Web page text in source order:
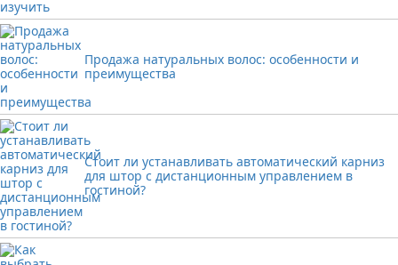
Продажа натуральных волос: особенности и
преимущества
Стоит ли устанавливать автоматический карниз
для штор с дистанционным управлением в
гостиной?